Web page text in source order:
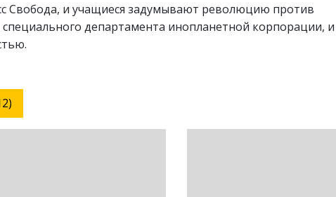
Свобода, и учащиеся задумывают революцию против
департамента инопланетной корпорации,